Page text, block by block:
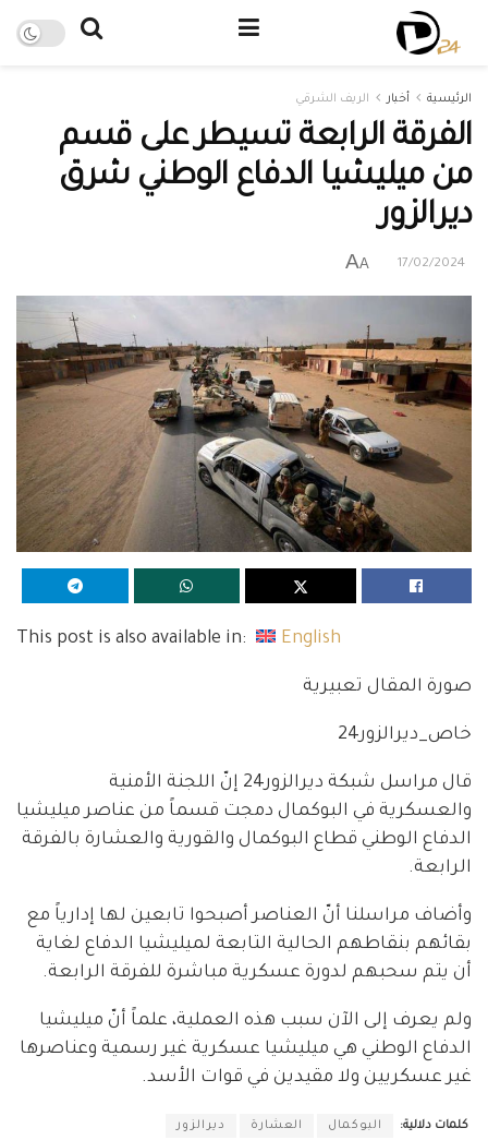
الرئيسية أخبار الريف الشرقي
الفرقة الرابعة تسيطر على قسم
من ميليشيا الدفاع الوطني شرق
ديرالزور
17/02/2024
A
A
This post is also available in: English
صورة المقال تعبيرية
خاص_ديرالزور24
قال مراسل شبكة ديرالزور24 إنّ اللجنة الأمنية
والعسكرية في البوكمال دمجت قسماً من عناصر ميليشيا
الدفاع الوطني قطاع البوكمال والقورية والعشارة بالفرقة
الرابعة.
وأضاف مراسلنا أنّ العناصر أصبحوا تابعين لها إدارياً مع
بقائهم بنقاطهم الحالية التابعة لميليشيا الدفاع لغاية
أن يتم سحبهم لدورة عسكرية مباشرة للفرقة الرابعة.
ولم يعرف إلى الآن سبب هذه العملية، علماً أنّ ميليشيا
الدفاع الوطني هي ميليشيا عسكرية غير رسمية وعناصرها
غير عسكريين ولا مقيدين في قوات الأسد.
كلمات دلالية: البوكمال العشارة ديرالزور